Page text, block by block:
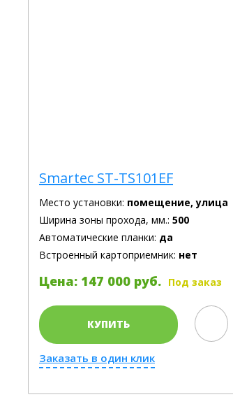
Smartec ST-TS101EF
Место установки: помещение, улица
Ширина зоны прохода, мм.: 500
Автоматические планки: да
Встроенный картоприемник: нет
Цена: 147 000 руб. Под заказ
КУПИТЬ
Заказать в один клик